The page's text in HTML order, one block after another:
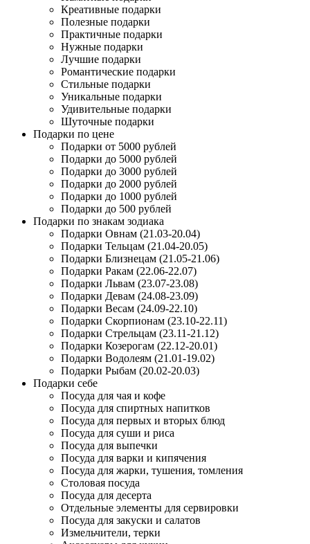
Креативные подарки
Полезные подарки
Практичные подарки
Нужные подарки
Лучшие подарки
Романтические подарки
Стильные подарки
Уникальные подарки
Удивительные подарки
Шуточные подарки
Подарки по цене
Подарки от 5000 рублей
Подарки до 5000 рублей
Подарки до 3000 рублей
Подарки до 2000 рублей
Подарки до 1000 рублей
Подарки до 500 рублей
Подарки по знакам зодиака
Подарки Овнам (21.03-20.04)
Подарки Тельцам (21.04-20.05)
Подарки Близнецам (21.05-21.06)
Подарки Ракам (22.06-22.07)
Подарки Львам (23.07-23.08)
Подарки Девам (24.08-23.09)
Подарки Весам (24.09-22.10)
Подарки Скорпионам (23.10-22.11)
Подарки Стрельцам (23.11-21.12)
Подарки Козерогам (22.12-20.01)
Подарки Водолеям (21.01-19.02)
Подарки Рыбам (20.02-20.03)
Подарки себе
Посуда для чая и кофе
Посуда для спиртных напитков
Посуда для первых и вторых блюд
Посуда для суши и риса
Посуда для выпечки
Посуда для варки и кипячения
Посуда для жарки, тушения, томления
Столовая посуда
Посуда для десерта
Отдельные элементы для сервировки
Посуда для закуски и салатов
Измельчители, терки